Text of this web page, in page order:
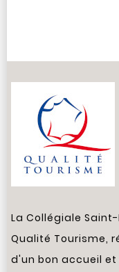
La Collégiale
Qualité Tourisme,
d'un bon accueil